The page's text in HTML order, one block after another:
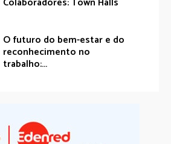
O futuro do bem-estar e do
reconhecimento no
trabalho:...